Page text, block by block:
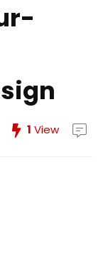
1 View